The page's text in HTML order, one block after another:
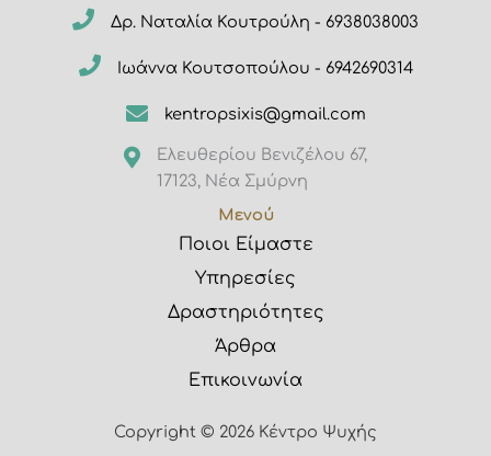
Δρ. Ναταλία Κουτρούλη - 6938038003
Ιωάννα Κουτσοπούλου - 6942690314
kentropsixis@gmail.com
Ελευθερίου Βενιζέλου 67,
17123, Νέα Σμύρνη
Μενού
Ποιοι Είμαστε
Υπηρεσίες
Δραστηριότητες
Άρθρα
Επικοινωνία
Copyright © 2026 Κέντρο Ψυχής